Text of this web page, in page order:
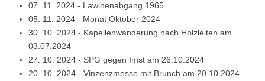
07. 11. 2024 - Lawinenabgang 1965
05. 11. 2024 - Monat Oktober 2024
30. 10. 2024 - Kapellenwanderung nach Holzleiten am
03.07.2024
27. 10. 2024 - SPG gegen Imst am 26.10.2024
20. 10. 2024 - Vinzenzmesse mit Brunch am 20.10.2024